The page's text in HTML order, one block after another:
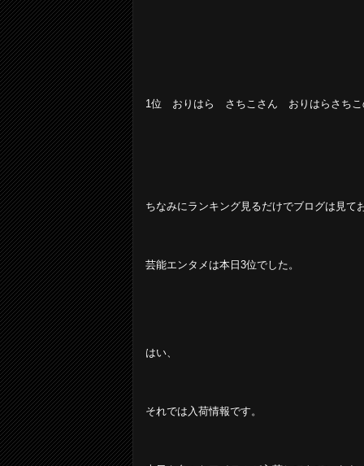
1位 おりはら さちこさん おりはらさちこ
ちなみにランキング見るだけでブログは見て
芸能エンタメは本日3位でした。
はい、
それでは入荷情報です。